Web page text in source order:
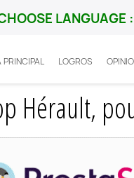
LANGUAGE :
PRINCIPAL LOGROS
Hérault,